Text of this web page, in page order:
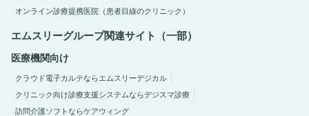
オンライン診療提携医院（患者目線のクリニック）
エムスリーグループ関連サイト（一部）
医療機関向け
クラウド電子カルテならエムスリーデジカル
クリニック向け診療支援システムならデジスマ診療
訪問介護ソフトならケアウィング